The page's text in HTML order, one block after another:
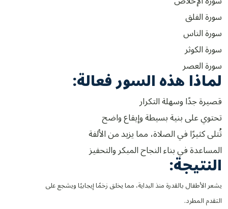
سورة الفلق
سورة الناس
سورة الكوثر
سورة العصر
لماذا هذه السور فعالة:
قصيرة جدًا وسهلة التكرار
تحتوي على بنية بسيطة وإيقاع واضح
تُتلى كثيرًا في الصلاة، مما يزيد من الألفة
المساعدة في بناء النجاح المبكر والتحفيز
النتيجة:
يشعر الأطفال بالقدرة منذ البداية، مما يخلق زخمًا إيجابيًا ويشجع على
التقدم المطرد.